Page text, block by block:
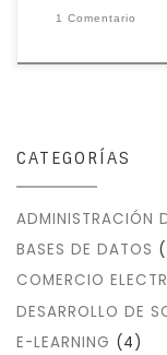
1 Comentario
CATEGORÍAS
ADMINISTRACIÓN
BASES DE DATOS
COMERCIO
DESARROLLO DE
E-LEARNING (4)